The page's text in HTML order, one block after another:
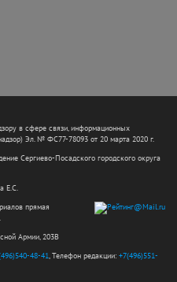
в сфере связи, информационных
Эл. № ФС77-78093 от 20 марта 2020 г.
Сергиево-Посадского городского округа
Е.С.
прямая
Армии, 203В
48-41, Телефон редакции: +7(496)551-